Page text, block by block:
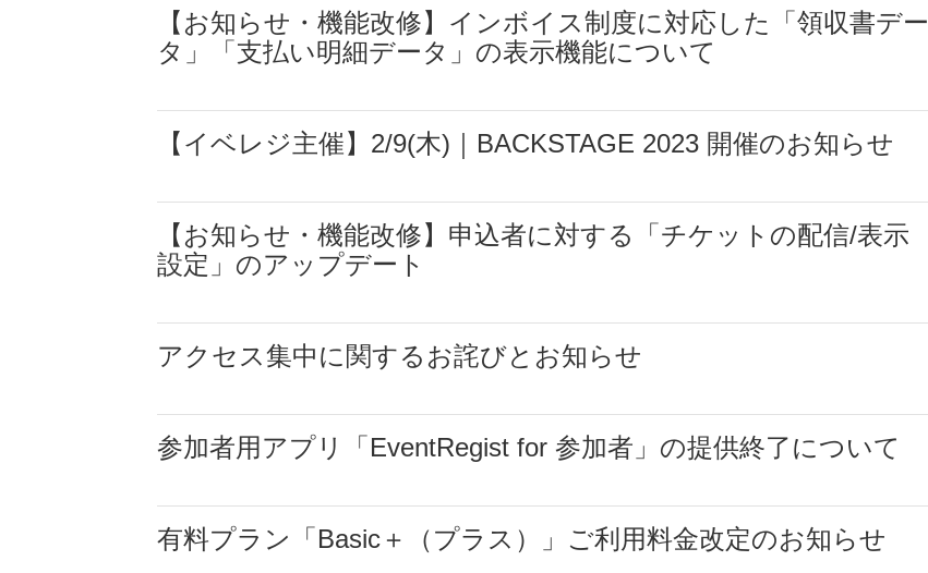
【お知らせ・機能改修】インボイス制度に対応した「領収書デー
タ」「支払い明細データ」の表示機能について
【イベレジ主催】2/9(木)｜BACKSTAGE 2023 開催のお知らせ
【お知らせ・機能改修】申込者に対する「チケットの配信/表示
設定」のアップデート
アクセス集中に関するお詫びとお知らせ
参加者用アプリ「EventRegist for 参加者」の提供終了について
有料プラン「Basic＋（プラス）」ご利用料金改定のお知らせ